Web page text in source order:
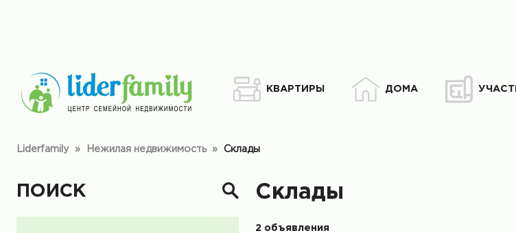
КВАРТИРЫ ДОМА
Liderfamily » Нежилая недвижимость » Склады
ПОИСК Склады
2 объявления